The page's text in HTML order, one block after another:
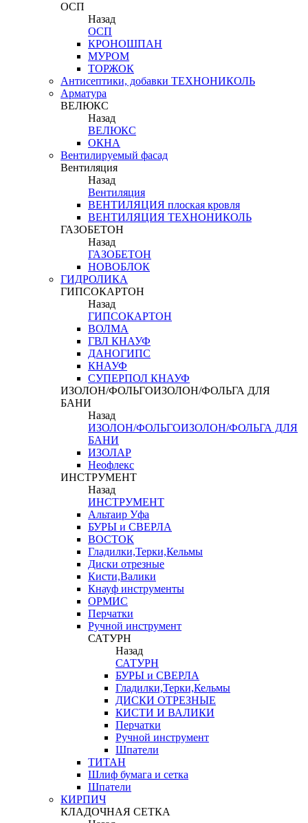
ОСП
Назад
ОСП
КРОНОШПАН
МУРОМ
ТОРЖОК
Антисептики, добавки ТЕХНОНИКОЛЬ
Арматура
ВЕЛЮКС
Назад
ВЕЛЮКС
ОКНА
Вентилируемый фасад
Вентиляция
Назад
Вентиляция
ВЕНТИЛЯЦИЯ плоская кровля
ВЕНТИЛЯЦИЯ ТЕХНОНИКОЛЬ
ГАЗОБЕТОН
Назад
ГАЗОБЕТОН
НОВОБЛОК
ГИДРОЛИКА
ГИПСОКАРТОН
Назад
ГИПСОКАРТОН
ВОЛМА
ГВЛ КНАУФ
ДАНОГИПС
КНАУФ
СУПЕРПОЛ КНАУФ
ИЗОЛОН/ФОЛЬГОИЗОЛОН/ФОЛЬГА ДЛЯ
БАНИ
Назад
ИЗОЛОН/ФОЛЬГОИЗОЛОН/ФОЛЬГА ДЛЯ
БАНИ
ИЗОЛАР
Неофлекс
ИНСТРУМЕНТ
Назад
ИНСТРУМЕНТ
Альтаир Уфа
БУРЫ и СВЕРЛА
ВОСТОК
Гладилки,Терки,Кельмы
Диски отрезные
Кисти,Валики
Кнауф инструменты
ОРМИС
Перчатки
Ручной инструмент
САТУРН
Назад
САТУРН
БУРЫ и СВЕРЛА
Гладилки,Терки,Кельмы
ДИСКИ ОТРЕЗНЫЕ
КИСТИ И ВАЛИКИ
Перчатки
Ручной инструмент
Шпатели
ТИТАН
Шлиф бумага и сетка
Шпатели
КИРПИЧ
КЛАДОЧНАЯ СЕТКА